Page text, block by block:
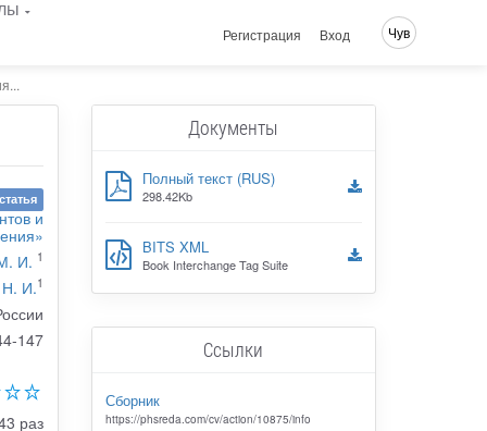
Регистрация Вход Чув
и
И. 1
Н. И.1
147
раз
Документы
Полный текст (RUS)
298.42Kb
BITS XML
Book Interchange Tag Suite
Ссылки
Сборник
https://phsreda.com/cv/action/10875/info